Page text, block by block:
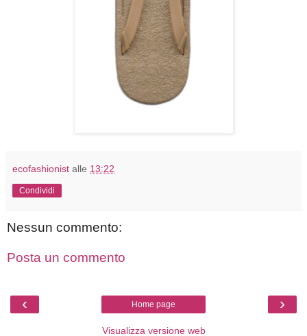
ecofashionist alle 13:22
Condividi
Nessun commento:
Posta un commento
‹ ›
Home page
Visualizza versione web